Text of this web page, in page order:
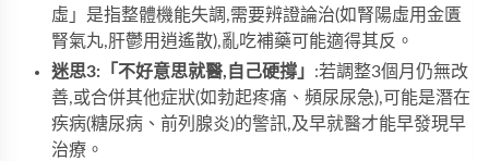
虛」是指整體機能失調,需要辨證論治(如腎陽虛用金匱
腎氣丸,肝鬱用逍遙散),亂吃補藥可能適得其反。
迷思3:「不好意思就醫,自己硬撐」 :若調整3個月仍無改
善,或合併其他症狀(如勃起疼痛、頻尿尿急),可能是潛在
疾病(糖尿病、前列腺炎)的警訊,及早就醫才能早發現早
治療。